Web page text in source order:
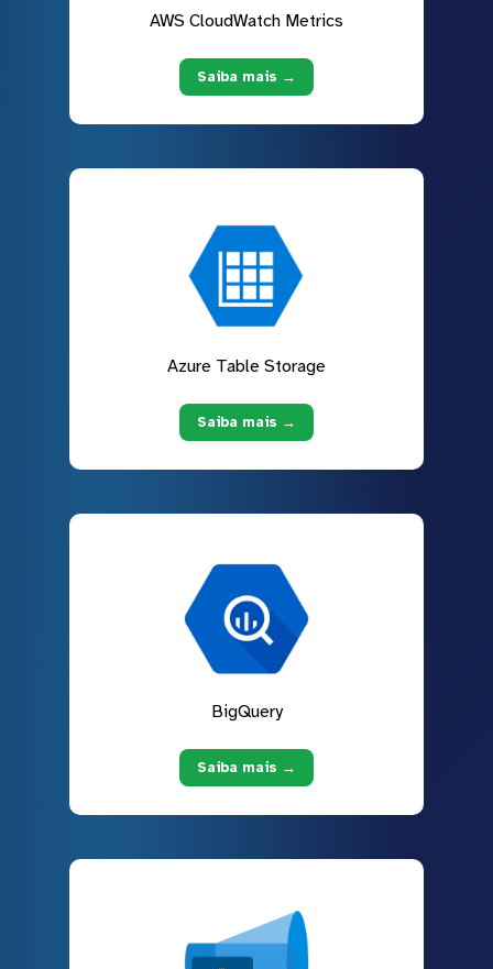
AWS CloudWatch Metrics
Saiba mais →
Azure Table Storage
Saiba mais →
BigQuery
Saiba mais →